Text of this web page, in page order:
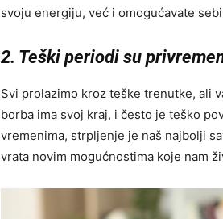
svoju energiju, već i omogućavate
2. Teški periodi su
Svi prolazimo kroz teške trenutke, ali
borba ima svoj kraj, i često je teško
vremenima, strpljenje je naš najbolji
vrata novim mogućnostima koje nam